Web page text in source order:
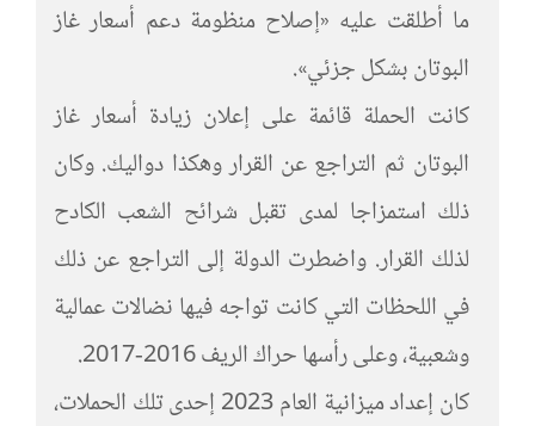
ما أطلقت عليه «إصلاح منظومة دعم أسعار غاز
البوتان بشكل جزئي».
كانت الحملة قائمة على إعلان زيادة أسعار غاز
البوتان ثم التراجع عن القرار وهكذا دواليك. وكان
ذلك استمزاجا لمدى تقبل شرائح الشعب الكادح
لذلك القرار. واضطرت الدولة إلى التراجع عن ذلك
في اللحظات التي كانت تواجه فيها نضالات عمالية
وشعبية، وعلى رأسها حراك الريف 2016-2017.
كان إعداد ميزانية العام 2023 إحدى تلك الحملات،